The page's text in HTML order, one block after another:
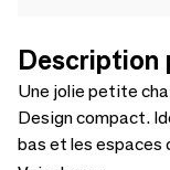
Description
Une jolie petite
Design compact.
bas et les espaces